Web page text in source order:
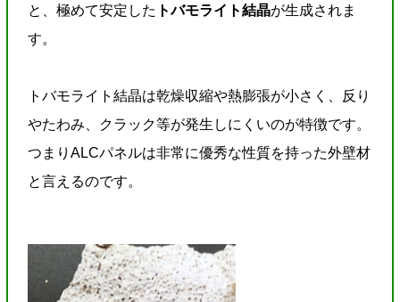
と、極めて安定した トバモライト結晶が生成されま
す。
トバモライト結晶は乾燥収縮や熱膨張が小さく、反り
やたわみ、クラック等が発生しにくいのが特徴です。
つまりALCパネルは非常に優秀な性質を持った外壁材
と言えるのです。